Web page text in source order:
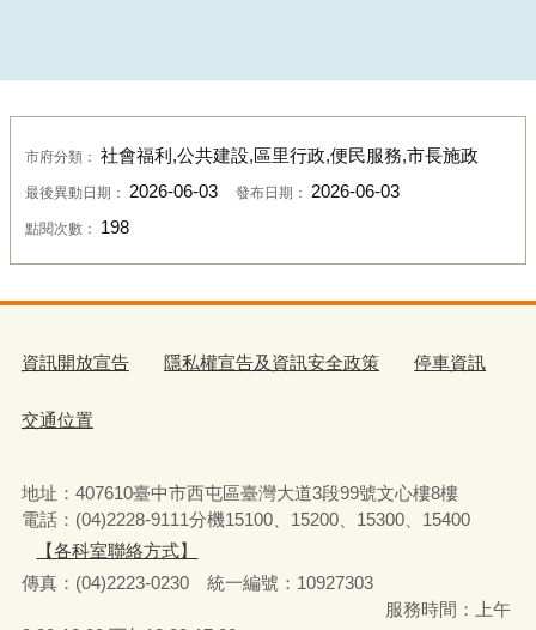
市府分類： 社會福利,公共建設,區里行政,便民服務,市長施政
最後異動日期： 2026-06-03 發布日期： 2026-06-03
點閱次數： 198
資訊開放宣告 隱私權宣告及資訊安全政策 停車資訊
交通位置
地址：407610臺中市西屯區臺灣大道3段99號文心樓8樓
電話：(04)2228-9111分機15100、15200、15300、15400
【各科室聯絡方式】
傳真：(04)2223-0230 統一編號 ： 10927303
服務時間：上午